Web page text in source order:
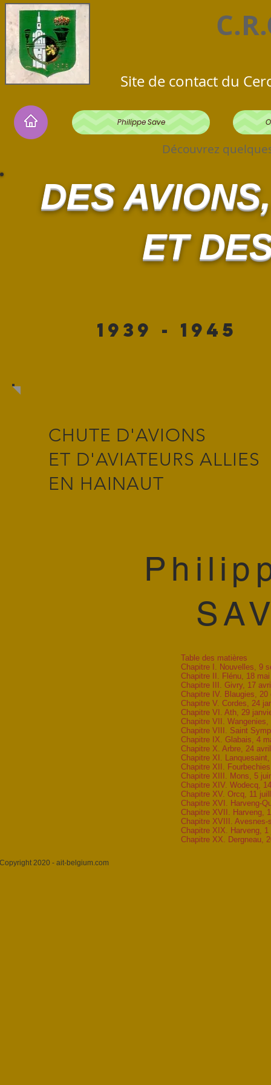
Site de contact du
Philippe Save
Découvrez
DES
ET
1939 - 1945
CHUTE D'AVIONS
ET D'AVIATEURS ALLIES
EN HAINAUT
Table des matières
Chapitre I. Nouvelles, 9
Chapitre II. Flénu, 18
Chapitre III. Givry, 17
Chapitre IV. Blaugies,
Chapitre V. Cordes, 24
Chapitre VI. Ath, 29
Chapitre VII.
Chapitre VIII. Saint
Chapitre IX. Glabais, 4
Chapitre X. Arbre, 24
Chapitre XI.
Chapitre XII.
Chapitre XIII. Mons, 5
Chapitre XIV. Wodecq,
Chapitre XV. Orcq, 11
Chapitre XVI. Harveng-
Chapitre XVII. Harveng,
Chapitre XVIII. Avesnes-
Chapitre XIX. Harveng,
Chapitre XX. Dergneau,
2020 - ait-belgium.com